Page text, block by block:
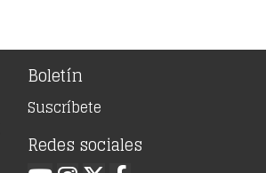
Boletín
Suscríbete
Redes sociales